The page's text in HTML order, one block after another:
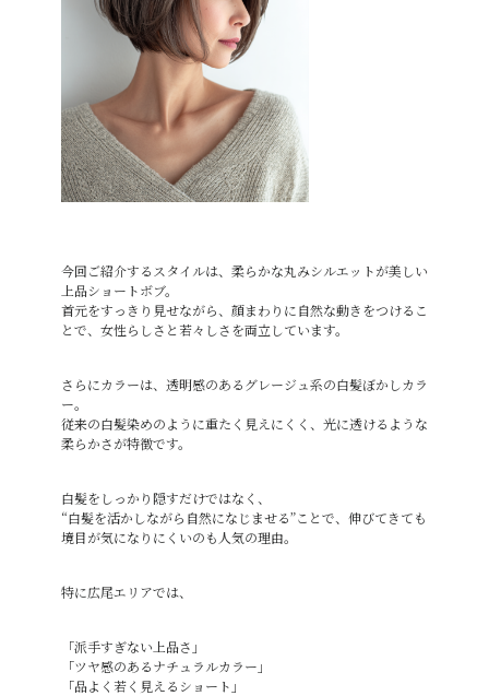
今回ご紹介するスタイルは、柔らかな丸みシルエットが美しい
上品ショートボブ。
首元をすっきり見せながら、顔まわりに自然な動きをつけるこ
とで、女性らしさと若々しさを両立しています。
さらにカラーは、透明感のあるグレージュ系の白髪ぼかしカラ
ー。
従来の白髪染めのように重たく見えにくく、光に透けるような
柔らかさが特徴です。
白髪をしっかり隠すだけではなく、
“白髪を活かしながら自然になじませる”ことで、伸びてきても
境目が気になりにくいのも人気の理由。
特に広尾エリアでは、
「派手すぎない上品さ」
「ツヤ感のあるナチュラルカラー」
「品よく若く見えるショート」